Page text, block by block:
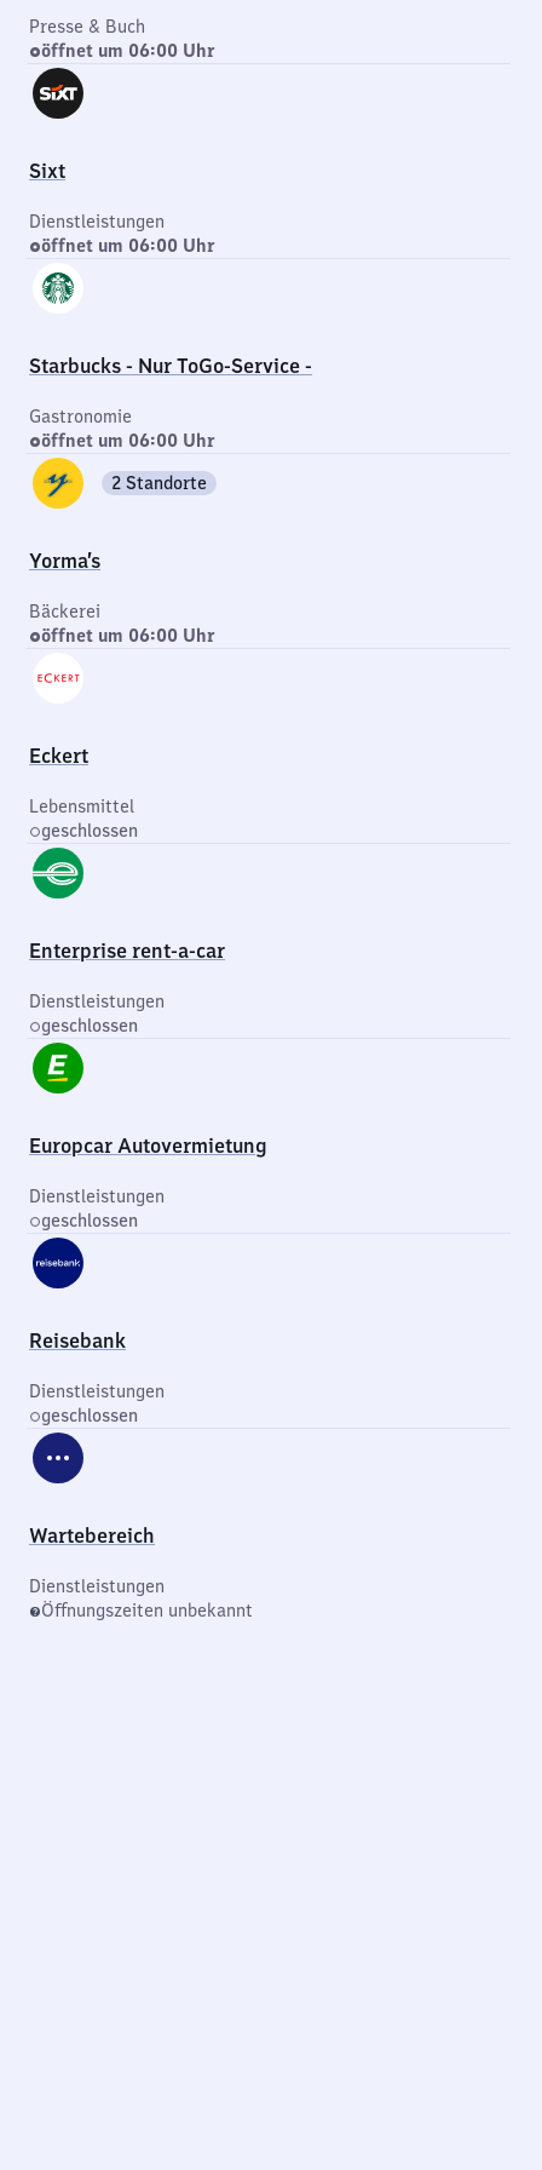
Presse & Buch
öffnet um 06:00 Uhr
Sixt
Dienstleistungen
öffnet um 06:00 Uhr
Starbucks - Nur ToGo-Service -
Gastronomie
öffnet um 06:00 Uhr
Yorma’s
2 Standorte
Bäckerei
öffnet um 06:00 Uhr
Eckert
Lebensmittel
geschlossen
Enterprise rent-a-car
Dienstleistungen
geschlossen
Europcar Autovermietung
Dienstleistungen
geschlossen
Reisebank
Dienstleistungen
geschlossen
Wartebereich
Dienstleistungen
Öffnungszeiten unbekannt